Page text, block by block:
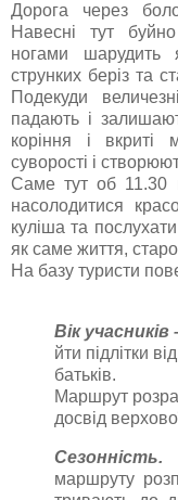
Дорога через
Навесні тут
ногами шарудить
струнких беріз та
Подекуди
падають і
коріння і вкриті
суворості і
Саме тут об 11.30
насолодитися
куліша та
як саме життя,
На базу туристи
Вік учасників
йти підлітки
батьків.
Маршрут
досвід
Сезонність.
маршруту